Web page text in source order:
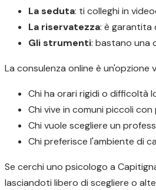
La seduta: ti colleghi in
La riservatezza: è garantita
Gli strumenti: bastano una
La consulenza online è
Chi ha orari rigidi o difficoltà
Chi vive in comuni piccoli
Chi vuole scegliere un
Chi preferisce l'ambiente di
Se cerchi uno psicologo a
lasciandoti libero di scegliere o